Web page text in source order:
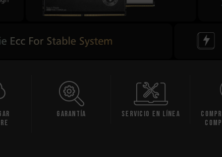
Garantía Servicio en línea